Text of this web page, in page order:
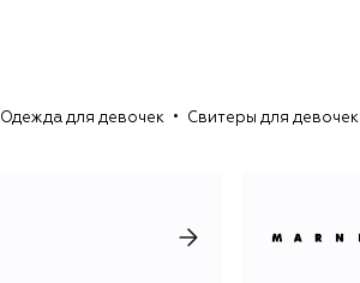
Одежда для девочек Свитеры для девочек